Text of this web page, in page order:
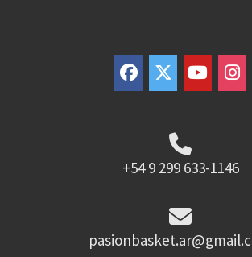
+54 9 299 633-1146